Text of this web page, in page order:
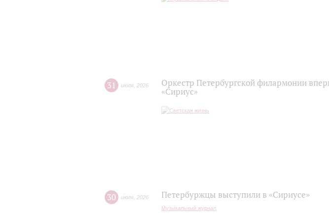
31 июля 2026
Оркестр Петербургской филармонии
«Сириус»
30 июля 2026 Петербуржцы выступили в «Сириусе»
Музыкальный журнал